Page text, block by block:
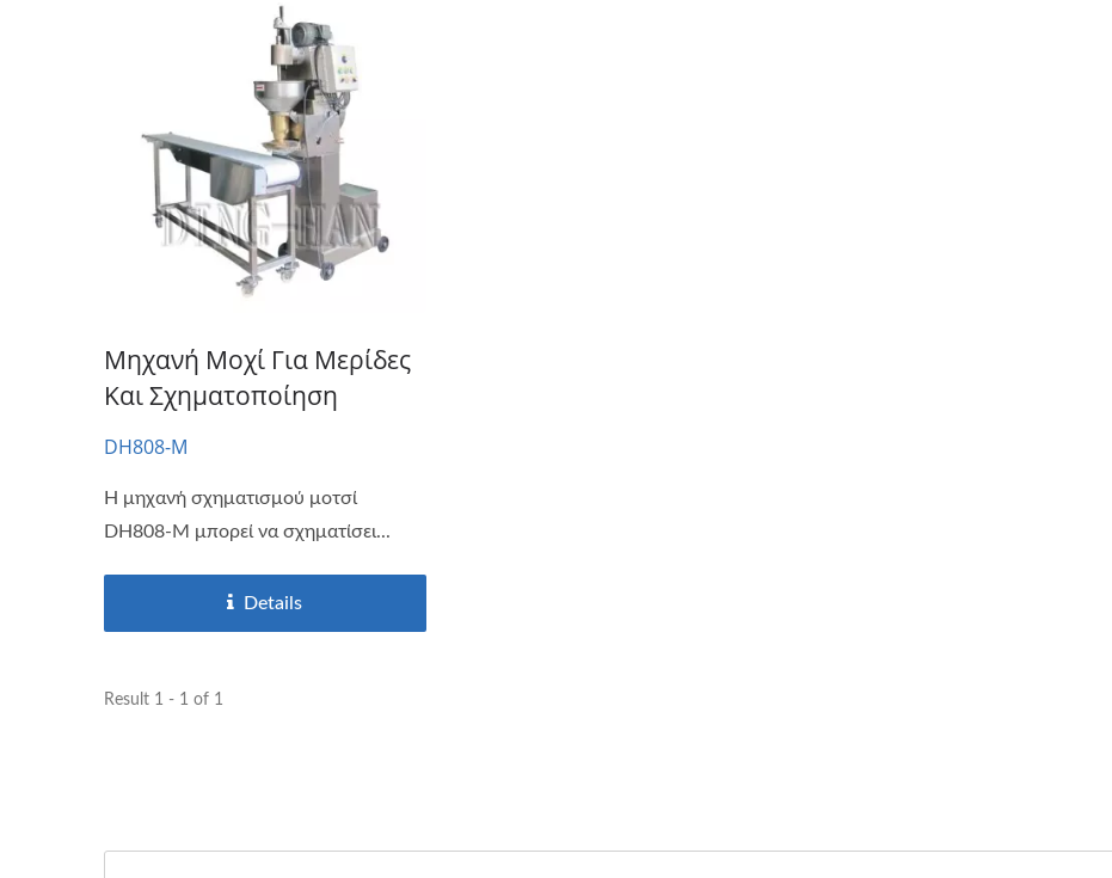
Μηχανή Μοχί Για Μερίδες
Και Σχηματοποίηση
DH808-M
Η μηχανή σχηματισμού μοτσί
DH808-M μπορεί να σχηματίσει...
Details
Result 1 - 1 of 1
Μηχανή Διαμόρφωσης Και
Μερίδας Μεγάλου Τύπου